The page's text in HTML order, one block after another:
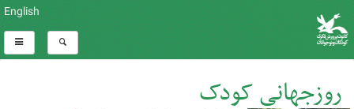
English
روزجهانی کودک